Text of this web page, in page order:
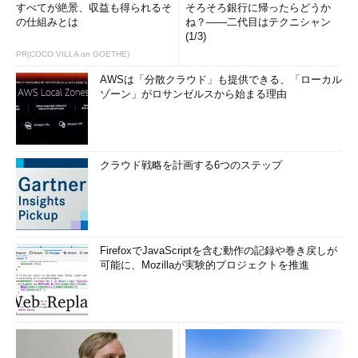
すべてが絶景、収益も得られるそ
の仕組みとは
PR(COCO VILLA on GOETHE)
そろそろ銀行に帰ったらどうか
ね？――二代目はテクニシャン
(1/3)
AWSは「分散クラウド」も提供できる、「ローカル
ゾーン」がロサンゼルスから始まる理由
クラウド戦略を計画する6つのステップ
FirefoxでJavaScriptを含む動作の記録や巻き戻しが
可能に、Mozillaが実験的プロジェクトを推進